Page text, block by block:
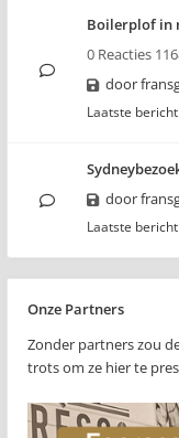
Boilerplof in
0 Reacties
door
Laatste
door
Laatste
Onze Partners
Zonder partners zou
trots om ze hier te